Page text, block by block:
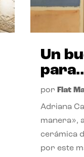
Un
por Flat
Adriana
manera»,
cerámica
por este